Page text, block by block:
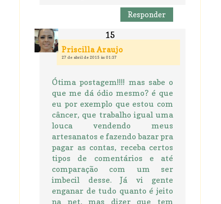
Responder
Priscilla Araujo
27 de abril de 2015 às 01:37
Ótima postagem!!!! mas sabe o
que me dá ódio mesmo? é que
eu por exemplo que estou com
câncer, que trabalho igual uma
louca vendendo meus
artesanatos e fazendo bazar pra
pagar as contas, receba certos
tipos de comentários e até
comparação com um ser
imbecil desse. Já vi gente
enganar de tudo quanto é jeito
na net, mas dizer que tem